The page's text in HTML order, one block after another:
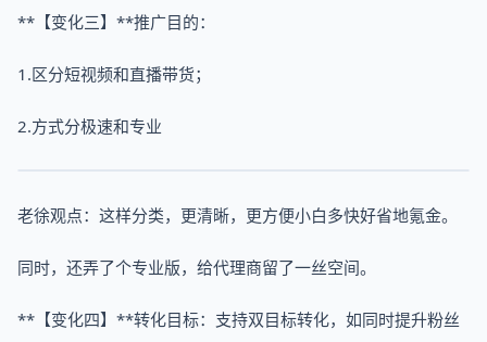
**【变化三】**推广目的：
1.区分短视频和直播带货；
2.方式分极速和专业
老徐观点：这样分类，更清晰，更方便小白多快好省地氪金。
同时，还弄了个专业版，给代理商留了一丝空间。
**【变化四】**转化目标：支持双目标转化，如同时提升粉丝